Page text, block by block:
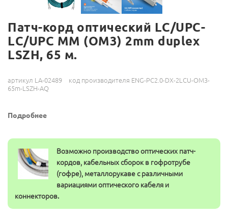
Патч-корд оптический LC/UPC-
LC/UPC MM (OM3) 2mm duplex
LSZH, 65 м.
артикул LA-02489
код производителя ENG-PC2.0-DX-2LCU-OM3-
65m-LSZH-AQ
Подробнее
Возможно производство оптических патч-
кордов, кабельных сборок в гофротрубе
(гофре), металлорукаве с различными
вариациями оптического кабеля и
коннекторов.